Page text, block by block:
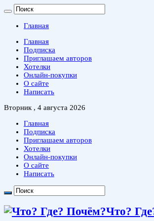
Главная
Главная
Подписка
Приглашаем авторов
Хотелки
Онлайн-покупки
О сайте
Написать
Вторник , 4 августа 2026
Главная
Подписка
Приглашаем авторов
Хотелки
Онлайн-покупки
О сайте
Написать
Что?